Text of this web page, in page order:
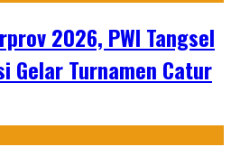
2026, PWI Tangsel
Gelar Turnamen Catur